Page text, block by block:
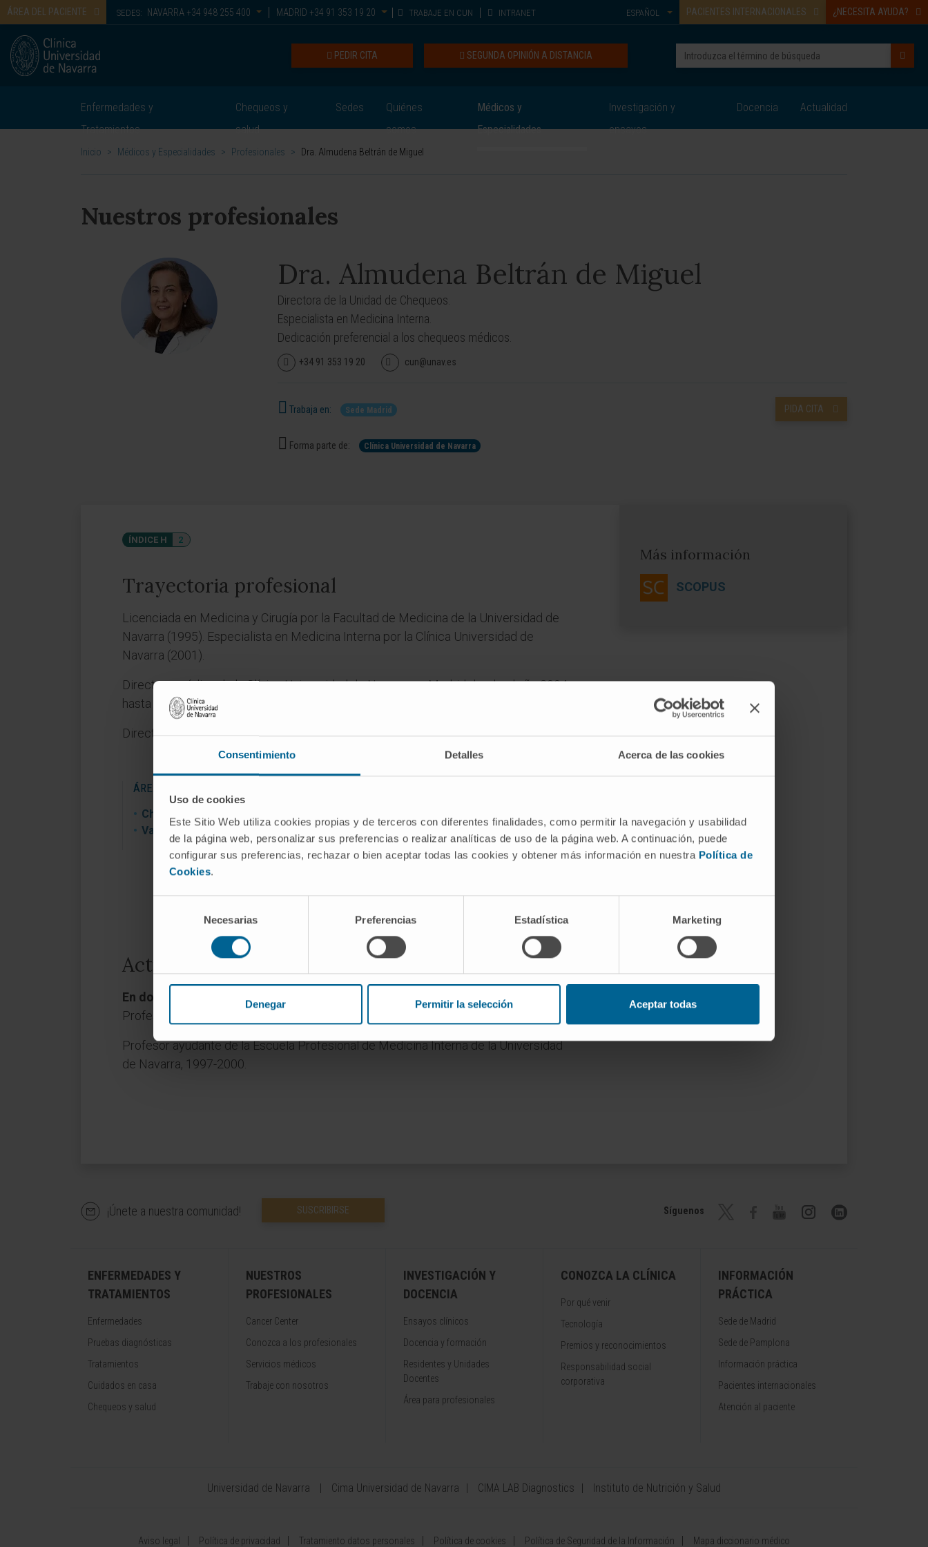
Consentimiento Detalles Acerca de las cookies
Uso de cookies
Este Sitio Web utiliza cookies propias y de terceros con diferentes finalidades, como permitir la navegación y usabilidad
de la página web, personalizar sus preferencias o realizar analíticas de uso de la página web. A continuación, puede
configurar sus preferencias, rechazar o bien aceptar todas las cookies y obtener más información en nuestra Política de
Cookies.
consentimiento
Necesarias Preferencias Estadística Marketing
Denegar Permitir la selección Aceptar todas
ÁREA DEL PACIENTE SEDES: NAVARRA +34 948 255 400 MADRID +34 91 353 19 20 TRABAJE EN CUN INTRANET PACIENTES INTERNACIONALES ¿NECESITA AYUDA?
ESPAÑOL
SEGUNDA OPINIÓN A DISTANCIA
PEDIR CITA
Enfermedades y
Tratamientos
Chequeos y
salud
Sedes
Quiénes
somos
Médicos y
Especialidades
Investigación y
ensayos
Docencia Actualidad
Inicio > Médicos y Especialidades > Profesionales > Dra. Almudena Beltrán de Miguel
Nuestros profesionales
Dra. Almudena Beltrán de Miguel
Directora de la Unidad de Chequeos.
Especialista en Medicina Interna.
Dedicación preferencial a los chequeos médicos.
+34 91 353 19 20 cun@unav.es
Trabaja en: Sede Madrid PIDA CITA
Forma parte de: Clínica Universidad de Navarra
ÍNDICE H 2
Trayectoria profesional
Licenciada en Medicina y Cirugía por la Facultad de Medicina de la Universidad de
Navarra (1995). Especialista en Medicina Interna por la Clínica Universidad de
Navarra (2001).
Directora médica de la Clínica Universidad de Navarra en Madrid desde el año 2004
hasta el 2014.
Directora de la Unidad de Chequeos desde 2026.
ÁREAS DE INTERÉS
Chequeos Médicos.
Valoración médica deportiva.
Actividad
En docencia
Profesor ayudante de prácticas de Patología General, 1996-2001.
Profesor ayudante de la Escuela Profesional de Medicina Interna de la Universidad
de Navarra, 1997-2000.
Más información
SCOPUS
¡Únete a nuestra comunidad! SUSCRIBIRSE Síguenos
ENFERMEDADES Y
TRATAMIENTOS
Enfermedades
Pruebas diagnósticas
Tratamientos
Cuidados en casa
Chequeos y salud
NUESTROS
PROFESIONALES
Cancer Center
Conozca a los profesionales
Servicios médicos
Trabaje con nosotros
INVESTIGACIÓN Y
DOCENCIA
Ensayos clínicos
Docencia y formación
Residentes y Unidades
Docentes
Área para profesionales
CONOZCA LA CLÍNICA
Por qué venir
Tecnología
Premios y reconocimientos
Responsabilidad social
corporativa
INFORMACIÓN
PRÁCTICA
Sede de Madrid
Sede de Pamplona
Información práctica
Pacientes internacionales
Atención al paciente
Universidad de Navarra Cima Universidad de Navarra CIMA LAB Diagnostics Instituto de Nutrición y Salud
Aviso legal Política de privacidad Tratamiento datos personales Política de cookies Política de Seguridad de la Información Mapa diccionario médico